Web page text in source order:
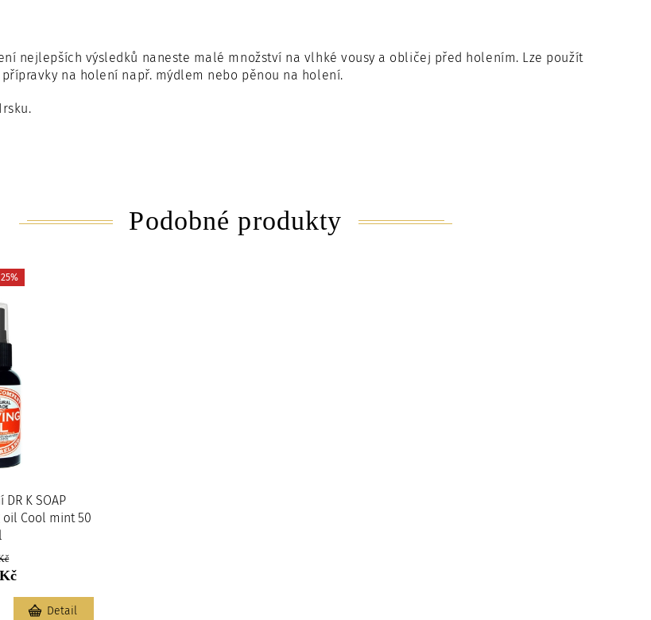
nejlepších výsledků naneste malé množství na vlhké vousy a obličej před holením. Lze použít
na holení např. mýdlem nebo pěnou na holení.
Podobné produkty
K SOAP
oil Cool mint 50
Detail